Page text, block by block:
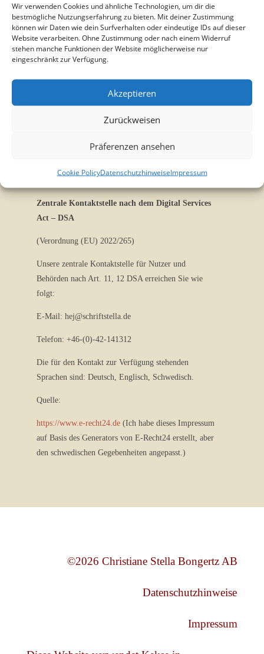
Wir verwenden Cookies und ähnliche Technologien, um dir die
bestmögliche Nutzungserfahrung zu bieten. Mit deiner Zustimmung
können wir Daten wie dein Surfverhalten oder eindeutige IDs auf dieser
Website verarbeiten. Ohne Zustimmung oder nach einem Widerruf
stehen manche Funktionen der Website möglicherweise nur
eingeschränkt zur Verfügung.
Akzeptieren
Zurückweisen
Präferenzen ansehen
Cookie PolicyDatenschutzhinweiseImpressum
Die Europäische Kommission stellt eine Plattform zur
Online-Streitbeilegung (OS) bereit:
https://ec.europa.eu/consumers/odr/
Unsere E-Mail-Adresse finden Sie oben im
Verbraucherstreitbeilegung/Universalschlichtungsstelle
Wir sind nicht bereit oder verpflichtet, an
Zentrale Kontaktstelle nach dem Digital Services
Act – DSA
(Verordnung (EU) 2022/265)
Unsere zentrale Kontaktstelle für Nutzer und
Behörden nach Art. 11, 12 DSA erreichen Sie wie
folgt:
E-Mail: hej@schriftstella.de
Telefon: +46-(0)-42-141312
Die für den Kontakt zur Verfügung stehenden
Sprachen sind: Deutsch, Englisch, Schwedisch.
Quelle:
https://www.e-recht24.de(Ich habe dieses Impressum
auf Basis des Generators von E-Recht24 erstellt, aber
den schwedischen Gegebenheiten angepasst.)
©2026 Christiane Stella Bongertz AB
Datenschutzhinweise
Impressum